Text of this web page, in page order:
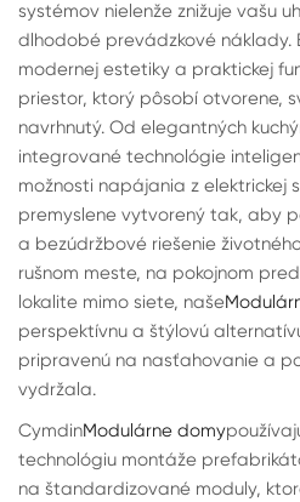
systémov nielenže znižuje vašu
dlhodobé prevádzkové náklady.
modernej estetiky a praktickej
priestor, ktorý pôsobí otvorene,
navrhnutý. Od elegantných
integrované technológie
možnosti napájania z elektrickej
premyslene vytvorený tak, aby
a bezúdržbové riešenie
rušnom meste, na pokojnom
lokalite mimo siete, naše
perspektívnu a štýlovú
pripravenú na nasťahovanie a
vydržala.
CymdinModulárne domy
technológiu montáže
na štandardizované moduly,